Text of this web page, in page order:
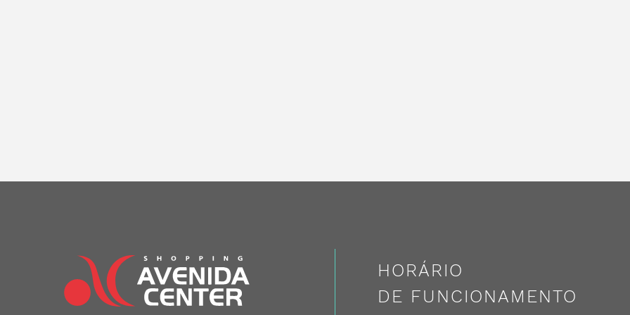
HORÁRIO
DE FUNCIONAMENTO